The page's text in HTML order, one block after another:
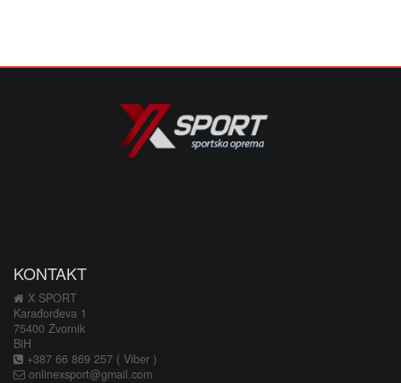
KONTAKT
X SPORT
Karađorđeva 1
75400 Zvornik
BiH
+387 66 869 257 ( Viber )
onlinexsport@gmail.com